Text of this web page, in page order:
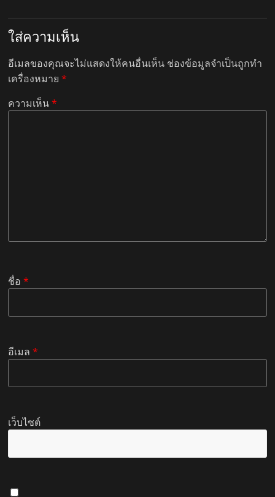
ใส่ความเห็น
อีเมลของคุณจะไม่แสดงให้คนอื่นเห็น ช่องข้อมูลจำเป็นถูกทำ
เครื่องหมาย*
ความเห็น*
ชื่อ*
อีเมล*
เว็บไซต์